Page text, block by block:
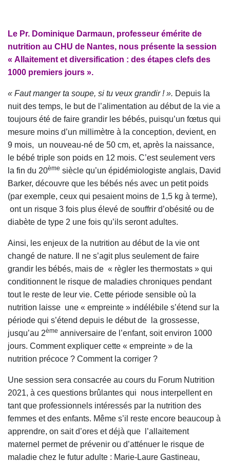
Le Pr. Dominique Darmaun, professeur émérite de
nutrition au CHU de Nantes, nous présente la session
« Allaitement et diversification : des étapes clefs des
1000 premiers jours ».
« Faut manger ta soupe, si tu veux grandir ! ». Depuis la
nuit des temps, le but de l’alimentation au début de la vie a
toujours été de faire grandir les bébés, puisqu’un fœtus qui
mesure moins d’un millimètre à la conception, devient, en
9 mois, un nouveau-né de 50 cm, et, après la naissance,
le bébé triple son poids en 12 mois. C’est seulement vers
la fin du 20ème siècle qu’un épidémiologiste anglais, David
Barker, découvre que les bébés nés avec un petit poids
(par exemple, ceux qui pesaient moins de 1,5 kg à terme),
ont un risque 3 fois plus élevé de souffrir d’obésité ou de
diabète de type 2 une fois qu’ils seront adultes.
Ainsi, les enjeux de la nutrition au début de la vie ont
changé de nature. Il ne s’agit plus seulement de faire
grandir les bébés, mais de « règler les thermostats » qui
conditionnent le risque de maladies chroniques pendant
tout le reste de leur vie. Cette période sensible où la
nutrition laisse une « empreinte » indélébile s’étend sur la
période qui s’étend depuis le début de la grossesse,
jusqu’au 2ème anniversaire de l’enfant, soit environ 1000
jours. Comment expliquer cette « empreinte » de la
nutrition précoce ? Comment la corriger ?
Une session sera consacrée au cours du Forum Nutrition
2021, à ces questions brûlantes qui nous interpellent en
tant que professionnels intéressés par la nutrition des
femmes et des enfants. Même s’il reste encore beaucoup à
apprendre, on sait d’ores et déjà que l’allaitement
maternel permet de prévenir ou d’atténuer le risque de
maladie chez le futur adulte : Marie-Laure Gastineau,